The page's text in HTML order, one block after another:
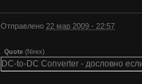
Отправлено22 мар 2009 - 22:57
Quote (Nirex)
DC-to-DC Converter - дословно